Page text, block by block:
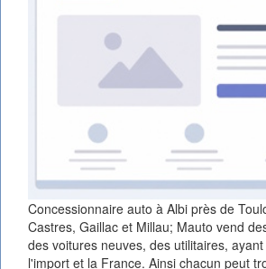
Concessionnaire auto à Albi près de
Castres, Gaillac et Millau; Mauto vend
des voitures neuves, des utilitaires,
l'import et la France. Ainsi chacun peut